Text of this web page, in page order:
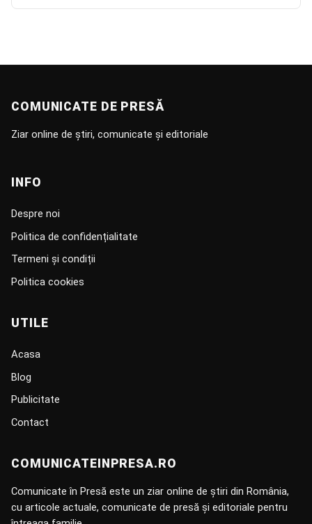
COMUNICATE DE PRESĂ
Ziar online de știri, comunicate și editoriale
INFO
Despre noi
Politica de confidențialitate
Termeni și condiții
Politica cookies
UTILE
Acasa
Blog
Publicitate
Contact
COMUNICATEINPRESA.RO
Comunicate în Presă este un ziar online de știri din România,
cu articole actuale, comunicate de presă și editoriale pentru